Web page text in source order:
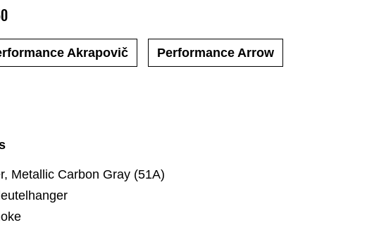
Akrapovič Performance Arrow
Metallic Carbon Gray (51A)